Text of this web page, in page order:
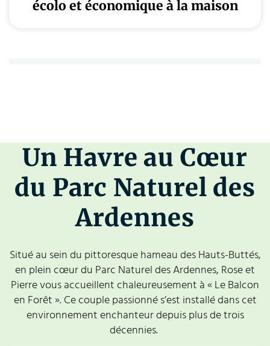
écolo et économique à la maison
Un Havre au Cœur
du Parc Naturel des
Ardennes
Situé au sein du pittoresque hameau des Hauts-Buttés,
en plein cœur du Parc Naturel des Ardennes, Rose et
Pierre vous accueillent chaleureusement à « Le Balcon
en Forêt ». Ce couple passionné s’est installé dans cet
environnement enchanteur depuis plus de trois
décennies.